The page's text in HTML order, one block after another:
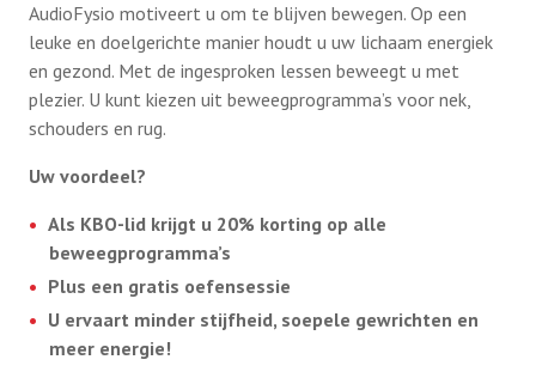
Afdelingen
Informatie
Informatie
Info HUBA’s
Partner naar zorginstelling
IB2024
Contact
Proclaimer
Test
AudioFysio motiveert u om te blijven bewegen. Op een
leuke en doelgerichte manier houdt u uw lichaam energiek
en gezond. Met de ingesproken lessen beweegt u met
plezier. U kunt kiezen uit beweegprogramma’s voor nek,
schouders en rug.
Uw voordeel?
Als KBO-lid krijgt u 20% korting op alle
beweegprogramma’s
Plus een gratis oefensessie
U ervaart minder stijfheid, soepele gewrichten en
meer energie!